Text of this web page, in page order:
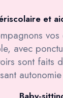
et
vos
avec
sont faits